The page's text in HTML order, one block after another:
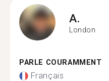
A.
London
PARLE COURAMMENT
Français